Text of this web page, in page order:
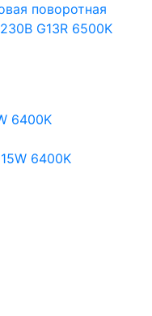
поворотная
G13R 6500K
6400K